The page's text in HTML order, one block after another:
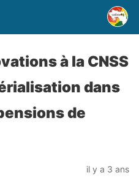
à la CNSS
dans
de
il y a 3 ans